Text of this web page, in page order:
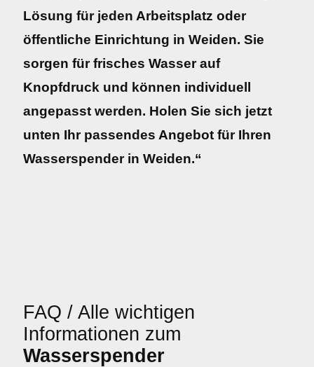
Lösung für jeden Arbeitsplatz oder
öffentliche Einrichtung in Weiden. Sie
sorgen für frisches Wasser auf
Knopfdruck und können individuell
angepasst werden. Holen Sie sich jetzt
unten Ihr passendes Angebot für Ihren
Wasserspender in Weiden.“
FAQ / Alle wichtigen
Informationen zum
Wasserspender